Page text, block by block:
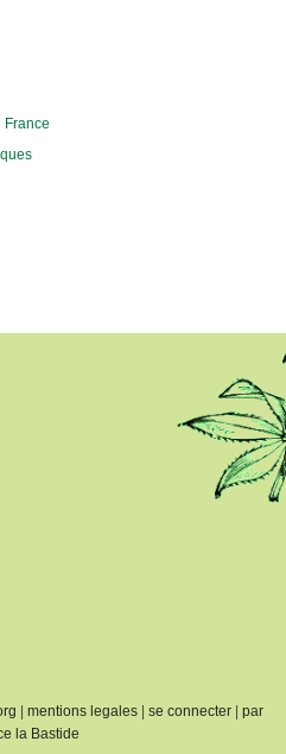
France
mentions legales se connecter
par
la Bastide